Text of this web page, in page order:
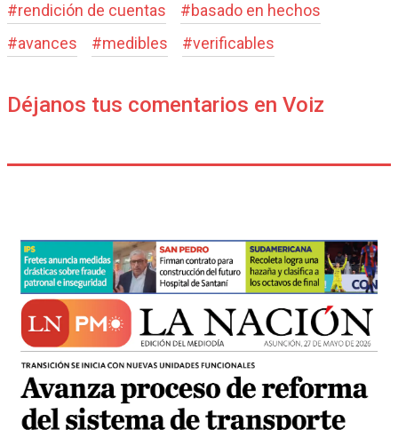
#rendición de cuentas #basado en hechos
#avances #medibles #verificables
Déjanos tus comentarios en Voiz